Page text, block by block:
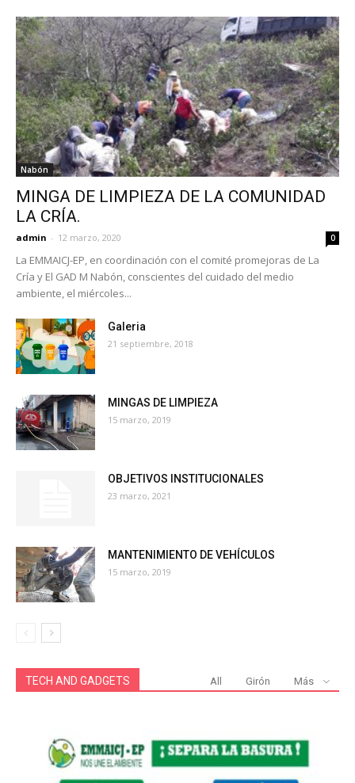
Nabón
MINGA DE LIMPIEZA DE LA COMUNIDAD
LA CRÍA.
admin - 12 marzo, 2020 0
La EMMAICJ-EP, en coordinación con el comité promejoras de La
Cría y El GAD M Nabón, conscientes del cuidado del medio
ambiente, el miércoles...
Galeria
21 septiembre, 2018
MINGAS DE LIMPIEZA
15 marzo, 2019
OBJETIVOS INSTITUCIONALES
23 marzo, 2021
MANTENIMIENTO DE VEHÍCULOS
15 marzo, 2019
TECH AND GADGETS All Girón Más